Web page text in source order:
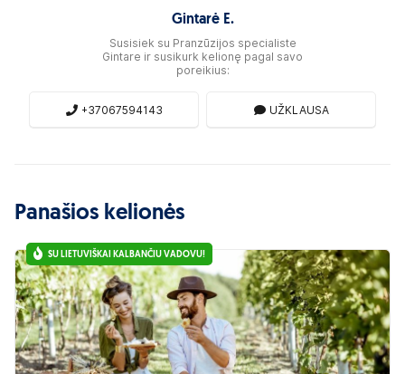
Gintarė E.
Susisiek su Pranzūzijos specialiste
Gintare ir susikurk kelionę pagal savo
poreikius:
+37067594143 UŽKLAUSA
Panašios kelionės
SU LIETUVIŠKAI KALBANČIU VADOVU!